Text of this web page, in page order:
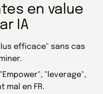
en value
IA
efficace" sans cas
"leverage",
en FR.